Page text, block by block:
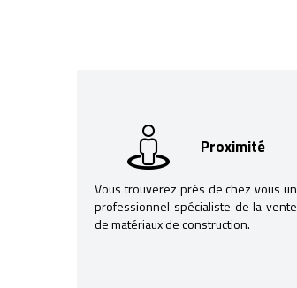
Proximité
Vous trouverez près de chez vous un
professionnel spécialiste de la vente
de matériaux de construction.